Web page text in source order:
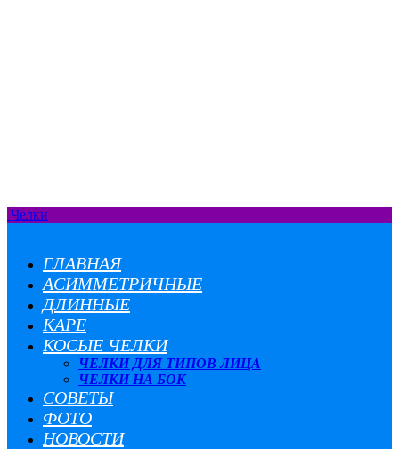
Челки
ГЛАВНАЯ
АСИММЕТРИЧНЫЕ
ДЛИННЫЕ
КАРЕ
КОСЫЕ ЧЕЛКИ
ЧЕЛКИ ДЛЯ ТИПОВ ЛИЦА
ЧЕЛКИ НА БОК
СОВЕТЫ
ФОТО
НОВОСТИ